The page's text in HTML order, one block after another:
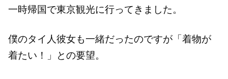
一時帰国で東京観光に行ってきました。
僕のタイ人彼女も一緒だったのですが「着物が
着たい！」との要望。